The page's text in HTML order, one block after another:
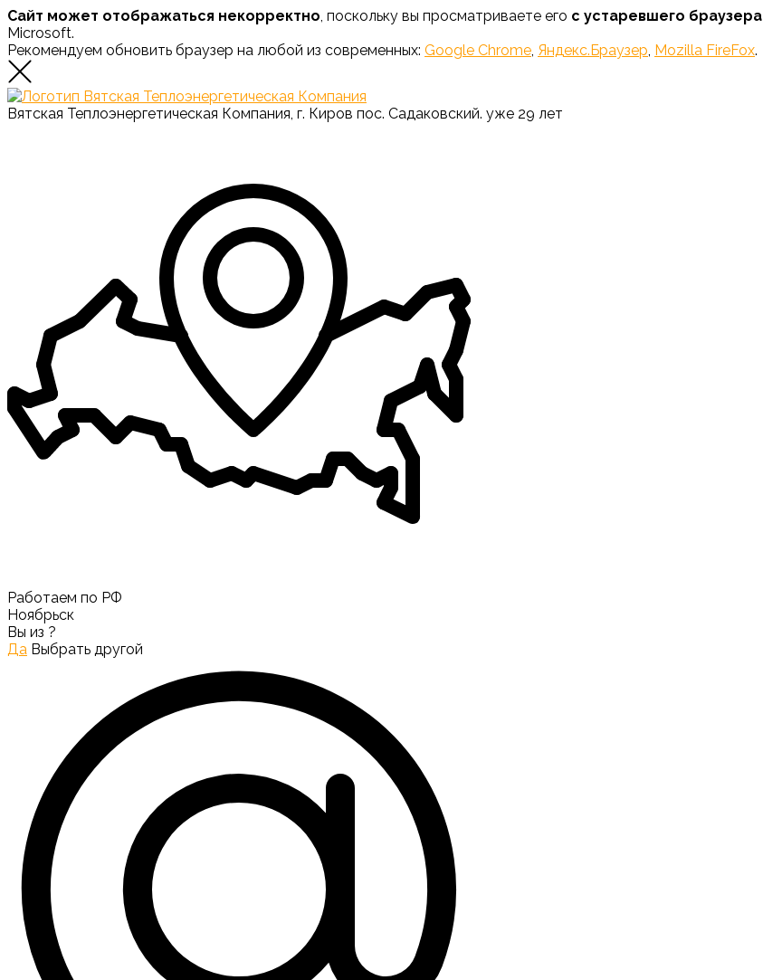
Сайт может отображаться некорректно, поскольку вы просматриваете его с устаревшего браузера
Microsoft.
Рекомендуем обновить браузер на любой из современных: Google Chrome, Яндекс.Браузер, Mozilla FireFox.
Вятская Теплоэнергетическая Компания, г. Киров пос. Садаковский. уже 29 лет
Работаем по РФ
Ноябрьск
Вы из ?
Да Выбрать другой